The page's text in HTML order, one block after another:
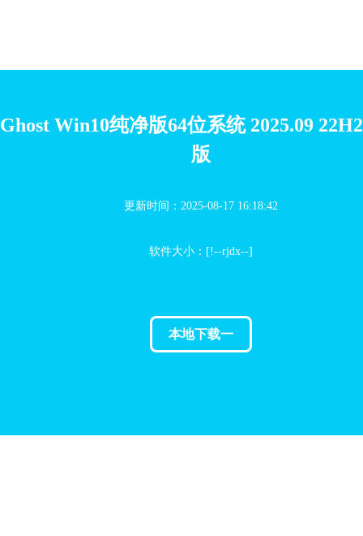
Ghost Win10纯净版64位系统 2025.09
版
更新时间：2025-08-17 16:18:42
软件大小：[!--rjdx--]
本地下载一